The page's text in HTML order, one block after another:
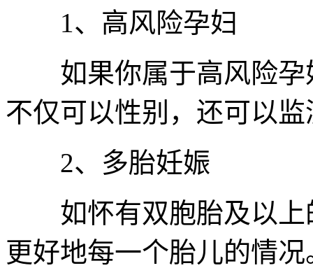
1、高风险孕妇
如果你属于高风险孕
不仅可以性别，还可以
2、多胎妊娠
如怀有双胞胎及以上
更好地每一个胎儿的情况